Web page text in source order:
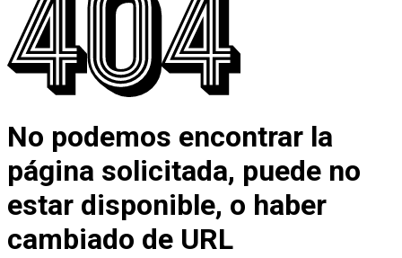
No podemos encontrar la
página solicitada, puede no
estar disponible, o haber
cambiado de URL